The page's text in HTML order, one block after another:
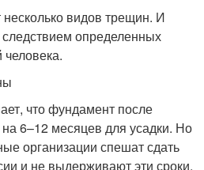
видов трещин. И
определенных
что фундамент после
6–12 месяцев для усадки. Но
организации спешат сдать
и не выдерживают эти сроки.